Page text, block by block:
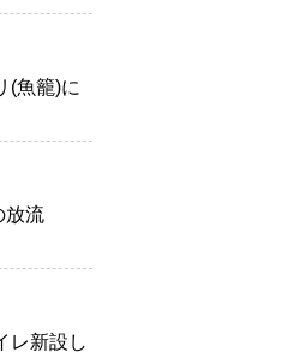
(魚籠)に
放流
レ新設し